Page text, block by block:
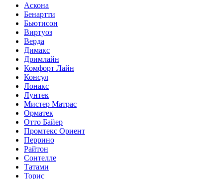
Аскона
Бенартти
Бьютисон
Виртуоз
Верда
Димакс
Дримлайн
Комфорт Лайн
Консул
Лонакс
Лунтек
Мистер Матрас
Орматек
Отто Байер
Промтекс Ориент
Перрино
Райтон
Сонтелле
Татами
Торис